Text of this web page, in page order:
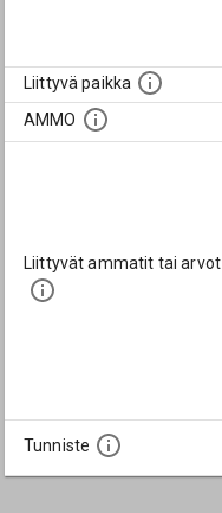
Liittyvä paikka
AMMO
Liittyvät ammatit tai arvot
Tunniste